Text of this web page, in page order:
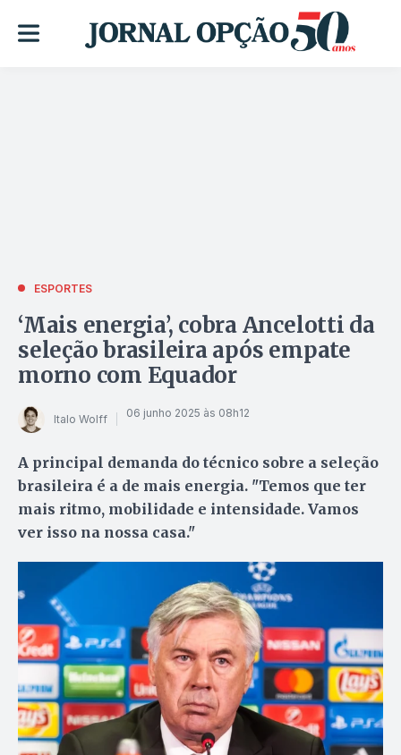
ESPORTES
‘Mais energia’, cobra Ancelotti da
seleção brasileira após empate
morno com Equador
Italo Wolff 06 junho 2025 às 08h12
A principal demanda do técnico sobre a seleção
brasileira é a de mais energia. "Temos que ter
mais ritmo, mobilidade e intensidade. Vamos
ver isso na nossa casa."